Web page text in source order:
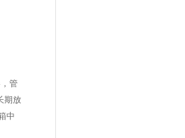
管
期放
中